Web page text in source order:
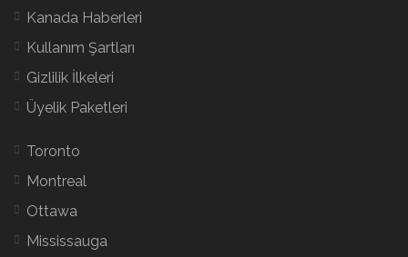
Kanada Haberleri
Kullanım Şartları
Gizlilik İlkeleri
Üyelik Paketleri
Toronto
Montreal
Ottawa
Mississauga